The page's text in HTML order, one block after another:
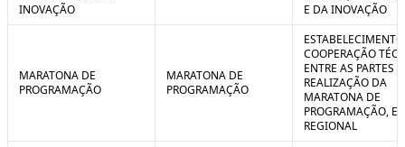
INOVAÇÃO
E DA INOVAÇÃO
MARATONA DE
PROGRAMAÇÃO
MARATONA DE
PROGRAMAÇÃO
COOPERAÇÃO
ENTRE AS PARTES
REALIZAÇÃO DA
MARATONA DE
PROGRAMAÇÃO,
REGIONAL